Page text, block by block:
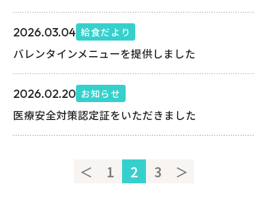
2026.03.04 給食だより
バレンタインメニューを提供しました
2026.02.20 お知らせ
医療安全対策認定証をいただきました
＜ 1 2 3 ＞